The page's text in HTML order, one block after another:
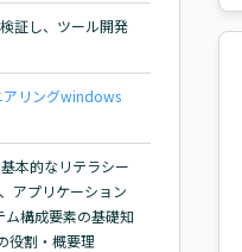
証し、ツール開発
リングwindows
本的なリテラシー
アプリケーション
構成要素の基礎知
役割・概要理